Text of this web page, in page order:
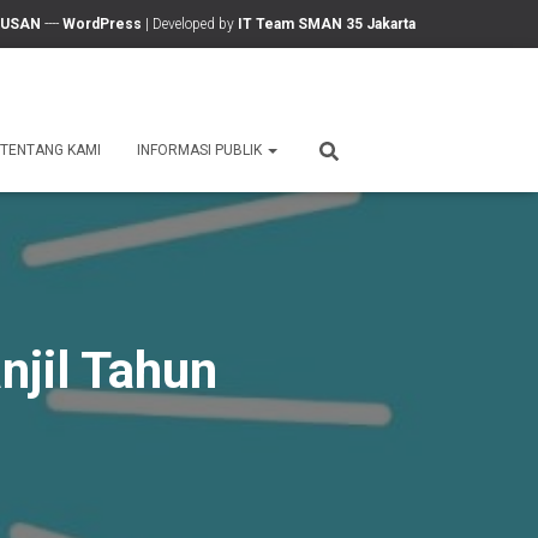
---- WordPress | Developed by IT Team SMAN 35 Jakarta
TENTANG KAMI INFORMASI PUBLIK
Tahun